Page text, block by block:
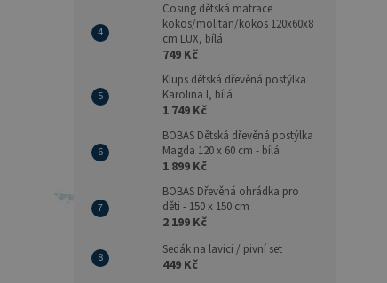
Cosing dětská matrace
kokos/molitan/kokos 120x60x8
cm LUX, bílá
749 Kč
Klups dětská dřevěná postýlka
Karolina I, bílá
1 749 Kč
BOBAS Dětská dřevěná postýlka
Magda 120 x 60 cm - bílá
1 899 Kč
BOBAS Dřevěná ohrádka pro
děti - 150 x 150 cm
2 199 Kč
Sedák na lavici / pivní set
449 Kč